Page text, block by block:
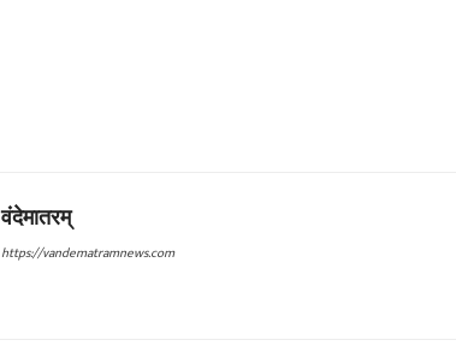
वंदेमातरम्
https://vandematramnews.com